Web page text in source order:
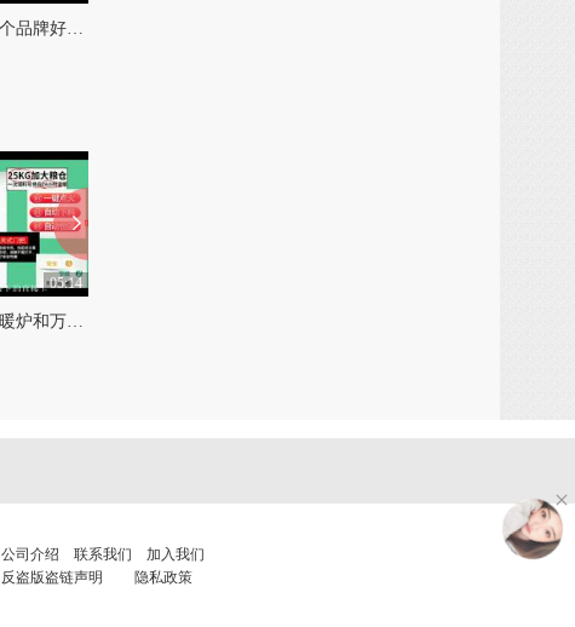
生物质颗粒取暖炉哪个品牌好和潍坊生物质颗粒取暖炉
05:14
百客邦生物质颗粒取暖炉和万家生物质颗粒取暖炉
公司介绍 联系我们
加入我们
反盗版盗链声明
隐私政策